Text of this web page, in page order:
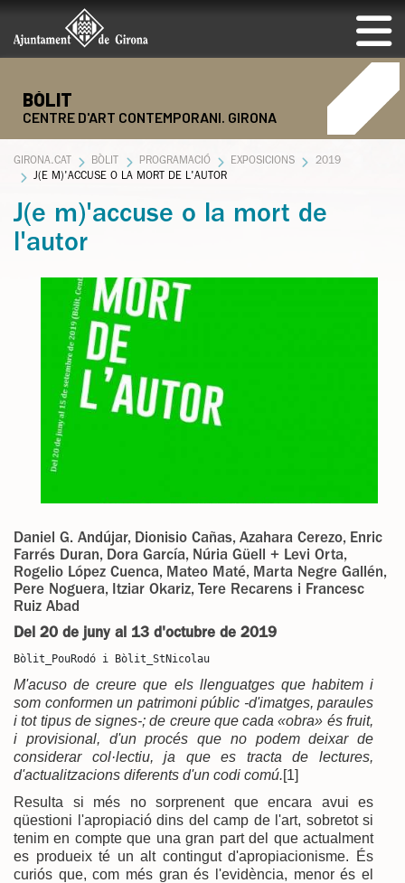
BÒLIT
CENTRE D'ART CONTEMPORANI. GIRONA
GIRONA.CAT BÒLIT PROGRAMACIÓ EXPOSICIONS
2019
J(E M)'ACCUSE O LA MORT DE L'AUTOR
J(e m)'accuse o la mort de
l'autor
Daniel G. Andújar, Dionisio Cañas, Azahara Cerezo, Enric
Farrés Duran, Dora García, Núria Güell + Levi Orta,
Rogelio López Cuenca, Mateo Maté, Marta Negre Gallén,
Pere Noguera, Itziar Okariz, Tere Recarens i Francesc
Ruiz Abad
Del 20 de juny al 13 d'octubre de 2019
Bòlit_PouRodó i Bòlit_StNicolau
M'acuso de creure que els llenguatges que habitem i
som conformen un patrimoni públic -d'imatges, paraules
i tot tipus de signes-; de creure que cada «obra» és fruit,
i provisional, d'un procés que no podem deixar de
considerar col·lectiu, ja que es tracta de lectures,
d'actualitzacions diferents d'un codi comú.[1]
Resulta si més no sorprenent que encara avui es
qüestioni l'apropiació dins del camp de l'art, sobretot si
tenim en compte que una gran part del que actualment
es produeix té un alt contingut d'apropiacionisme. És
curiós que, com més gran és l'evidència, menor és el